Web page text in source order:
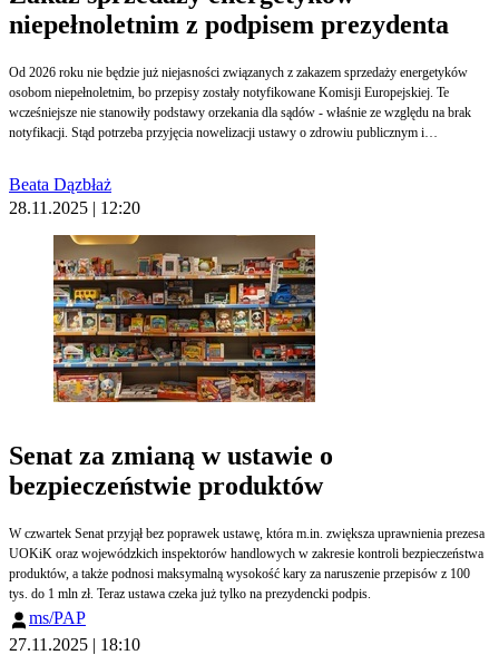
niepełnoletnim z podpisem prezydenta
Od 2026 roku nie będzie już niejasności związanych z zakazem sprzedaży energetyków
osobom niepełnoletnim, bo przepisy zostały notyfikowane Komisji Europejskiej. Te
wcześniejsze nie stanowiły podstawy orzekania dla sądów - właśnie ze względu na brak
notyfikacji. Stąd potrzeba przyjęcia nowelizacji ustawy o zdrowiu publicznym i
Beata Dązbłaż
28.11.2025 | 12:20
Senat za zmianą w ustawie o
bezpieczeństwie produktów
W czwartek Senat przyjął bez poprawek ustawę, która m.in. zwiększa uprawnienia prezesa
UOKiK oraz wojewódzkich inspektorów handlowych w zakresie kontroli bezpieczeństwa
produktów, a także podnosi maksymalną wysokość kary za naruszenie przepisów z 100
tys. do 1 mln zł. Teraz ustawa czeka już tylko na prezydencki podpis.
ms/PAP
27.11.2025 | 18:10